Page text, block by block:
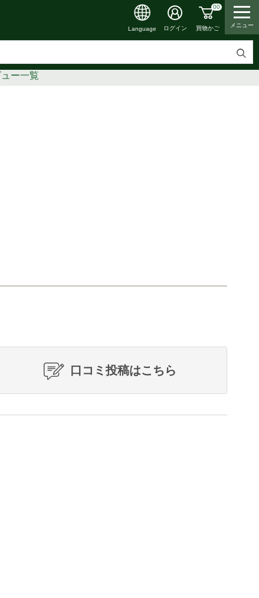
検
Language ログイン
00
買物かご メニュー
ー一覧
口コミ投稿はこちら